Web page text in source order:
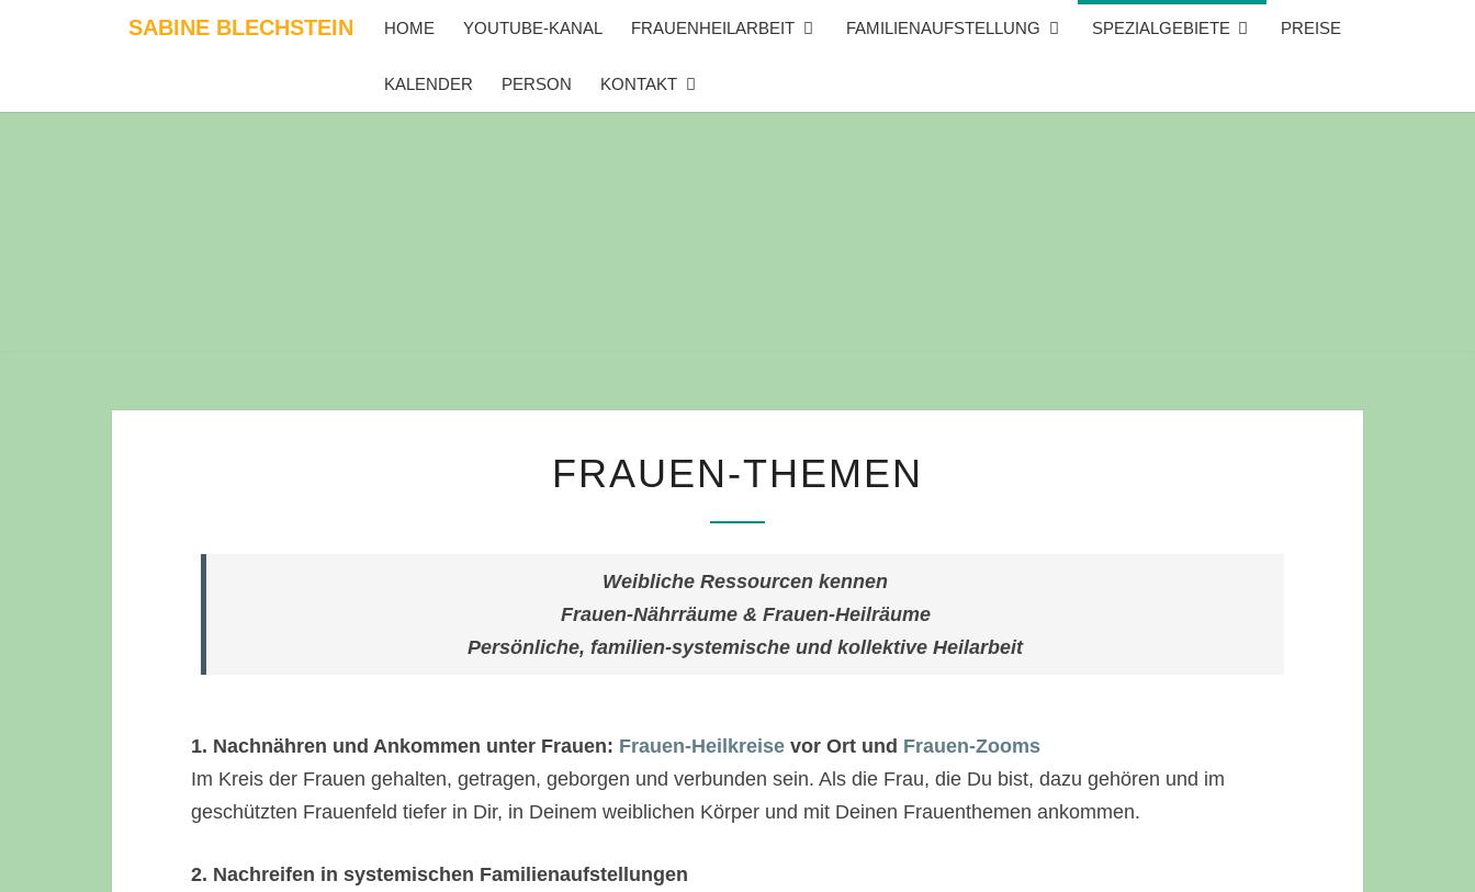
SABINE BLECHSTEIN HOME YOUTUBE-KANAL FRAUENHEILARBEIT FAMILIENAUFSTELLUNG SPEZIALGEBIETE PREISE
KALENDER PERSON KONTAKT
THEMEN
FRAUEN-THEMEN
Weibliche Ressourcen kennen
Frauen-Nährräume & Frauen-Heilräume
Persönliche, familien-systemische und kollektive Heilarbeit
1. Nachnähren und Ankommen unter Frauen: Frauen-Heilkreise vor Ort und Frauen-Zooms
Im Kreis der Frauen gehalten, getragen, geborgen und verbunden sein. Als die Frau, die Du bist, dazu gehören und im
geschützten Frauenfeld tiefer in Dir, in Deinem weiblichen Körper und mit Deinen Frauenthemen ankommen.
2. Nachreifen in systemischen Familienaufstellungen